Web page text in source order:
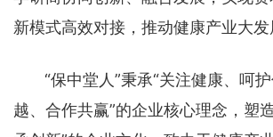
新模式高效对接，推动健康产业大发
“保中堂人”秉承“关注健康、呵
越、合作共赢”的企业核心理念，塑